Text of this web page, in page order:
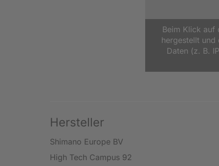
Beim Klick auf
hergestellt
Daten (z. B.
Hersteller
Shimano Europe BV
High Tech Campus 92